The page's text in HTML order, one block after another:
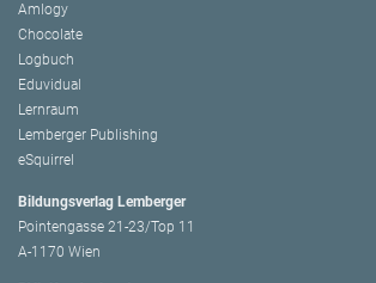
Amlogy
Chocolate
Logbuch
Eduvidual
Lernraum
Lemberger Publishing
eSquirrel
Bildungsverlag Lemberger
Pointengasse 21-23/Top 11
A-1170 Wien